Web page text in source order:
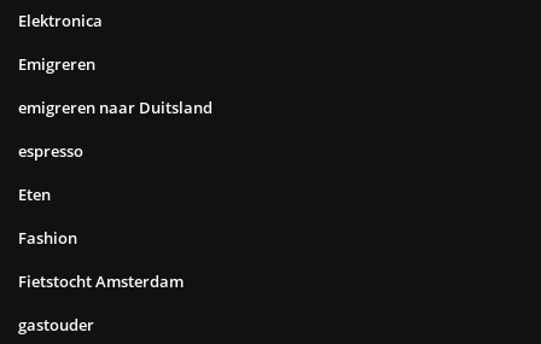
Elektronica
Emigreren
emigreren naar Duitsland
espresso
Eten
Fashion
Fietstocht Amsterdam
gastouder